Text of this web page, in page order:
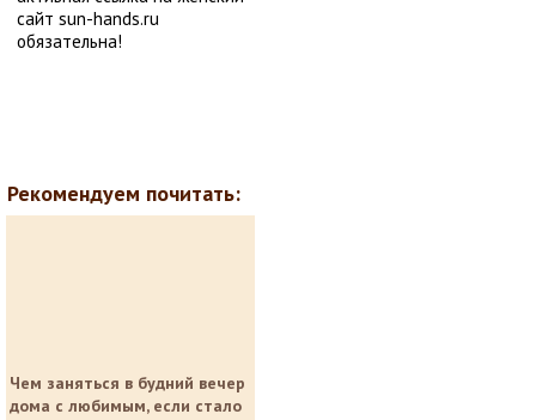
сайт sun-hands.ru
обязательна!
Рекомендуем почитать:
Чем заняться в будний вечер
дома с любимым, если стало